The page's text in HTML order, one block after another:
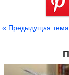
« Предыдущая тема